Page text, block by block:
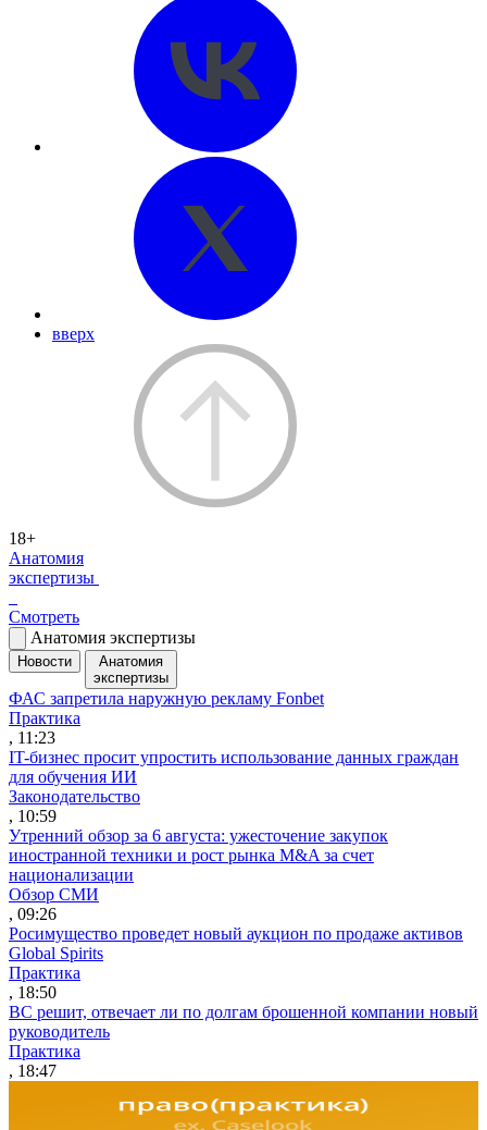
вверх
18+
Анатомия
экспертизы
Смотреть
Анатомия экспертизы
Новости
Анатомия
экспертизы
ФАС запретила наружную рекламу Fonbet
Практика
, 11:23
IT-бизнес просит упростить использование данных граждан
для обучения ИИ
Законодательство
, 10:59
Утренний обзор за 6 августа: ужесточение закупок
иностранной техники и рост рынка M&A за счет
национализации
Обзор СМИ
, 09:26
Росимущество проведет новый аукцион по продаже активов
Global Spirits
Практика
, 18:50
ВС решит, отвечает ли по долгам брошенной компании новый
руководитель
Практика
, 18:47